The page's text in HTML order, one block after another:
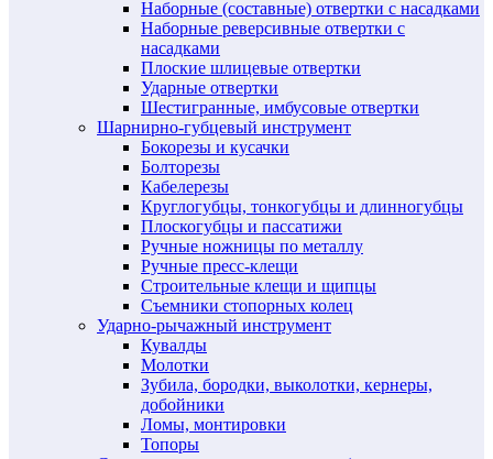
Наборные (составные) отвертки с насадками
Наборные реверсивные отвертки с
насадками
Плоские шлицевые отвертки
Ударные отвертки
Шестигранные, имбусовые отвертки
Шарнирно-губцевый инструмент
Бокорезы и кусачки
Болторезы
Кабелерезы
Круглогубцы, тонкогубцы и длинногубцы
Плоскогубцы и пассатижи
Ручные ножницы по металлу
Ручные пресс-клещи
Строительные клещи и щипцы
Съемники стопорных колец
Ударно-рычажный инструмент
Кувалды
Молотки
Зубила, бородки, выколотки, кернеры,
добойники
Ломы, монтировки
Топоры